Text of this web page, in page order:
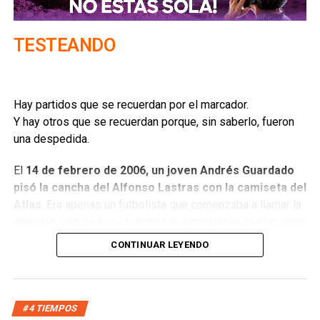
TESTEANDO
Hay partidos que se recuerdan por el marcador.
Y hay otros que se recuerdan porque, sin saberlo, fueron
una despedida.
El 14 de febrero de 2006, un joven Andrés Guardado
pisó la cancha del Alfonso Lastras con la camiseta del
que todavía no cargaban con el peso de las expectativas.
Meses después estaba jugando en Europa y aquella
Luis con León en 2025).
CONTINUAR LEYENDO
#4 TIEMPOS